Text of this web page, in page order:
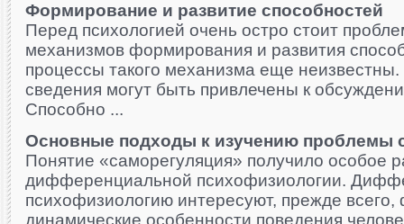
Формирование и развитие способностей
Перед психологией очень остро стоит
механизмов формирования и развития
процессы такого механизма еще
сведения могут быть привлечены к
Способно ...
Основные подходы к изучению проблемы
Понятие «саморегуляция» получило особое
дифференциальной психофизиологии.
психофизиологию интересуют, прежде
динамические особенности поведения